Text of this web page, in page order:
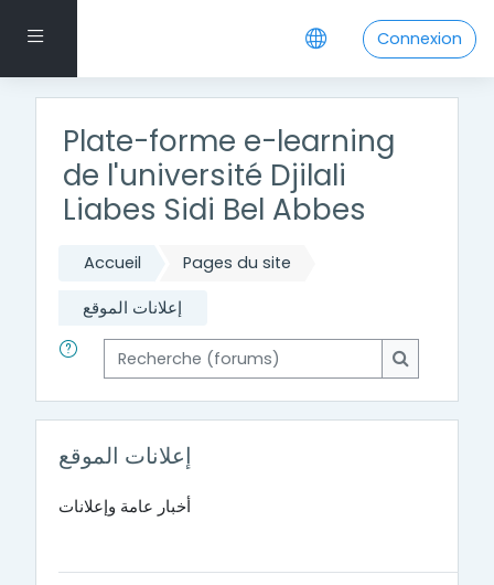
Panneau latéral Connexion
Plate-forme e-learning
de l'université Djilali
Liabes Sidi Bel Abbes
Accueil Pages du site
إعلانات الموقع
Recherche (forums)
Recherche
إعلانات الموقع
أخبار عامة وإعلانات